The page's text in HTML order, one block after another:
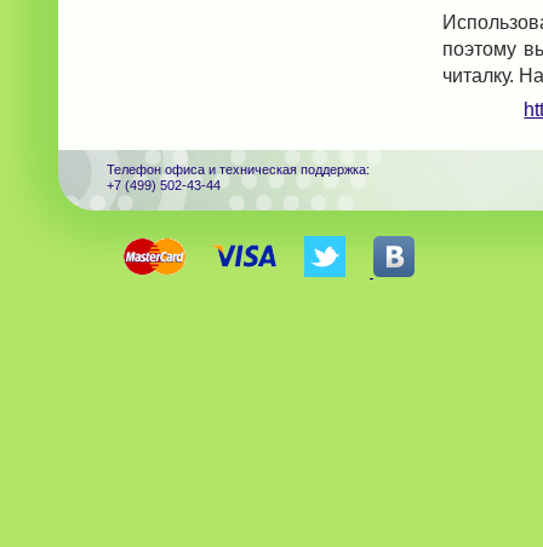
поэтому
читалку.
Телефон офиса и техническая поддержка:
+7 (499) 502-43-44